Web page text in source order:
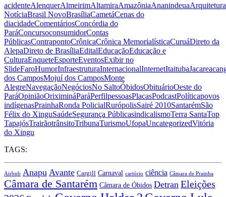
acidenteAlenquerAlmeirimAltamiraAmazôniaAnanindeuaArquitetura
NotíciaBrasil NovoBrasíliaCametáCenas do
diacidadeComentáriosConcórdia do
ParáConcursoconsumidorContas
PúblicasContrapontoCrônicaCrônica MemorialísticaCuruáDireto da
AlepaDireto de BrasíliaEditalEducaçãoEducação e
CulturaEnqueteEsporteEventosExibir no
SlideFaroHumorInfraestruturaInternacionalInternetItaituba
dos CamposMojuí dos CamposMonte
AlegreNavegaçãoNegóciosNo SaltoÓbidosObituárioOeste do
ParáOpiniãoOriximináParáPerfilpessoasPlacasPodcastPolíticapovos
indígenasPrainhaRonda PolicialRurópolisSairé 2010SantarémSão
Félix do XinguSaúdeSegurança PúblicasindicalismoTerra SantaTop
TapajósTrairãotrânsitoTribunaTurismoUfopaUncategorizedVitória
do Xingu
TAGS:
Airbnb Anapu Avante Cargill Carnaval cartório ciência Câmara de Prainha
Câmara de Santarém Câmara de Óbidos Detran Eleições